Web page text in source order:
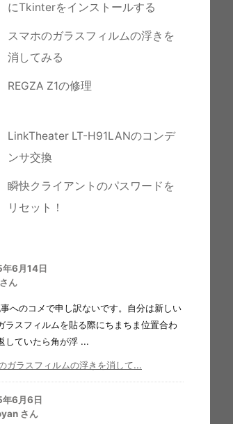
にTkinterをインストールする
スマホのガラスフィルムの浮きを
消してみる
REGZA Z1の修理
LinkTheater LT-H91LANのコンデ
ンサ交換
瞬快クライアントのパスワードを
リセット！
6月14日
ん
へのコメで申し訳ないです。自分は新しい
ラスフィルムを貼る際にちまちま位置合わ
していたら角が浮 ...
ガラスフィルムの浮きを消して...
6月6日
さん